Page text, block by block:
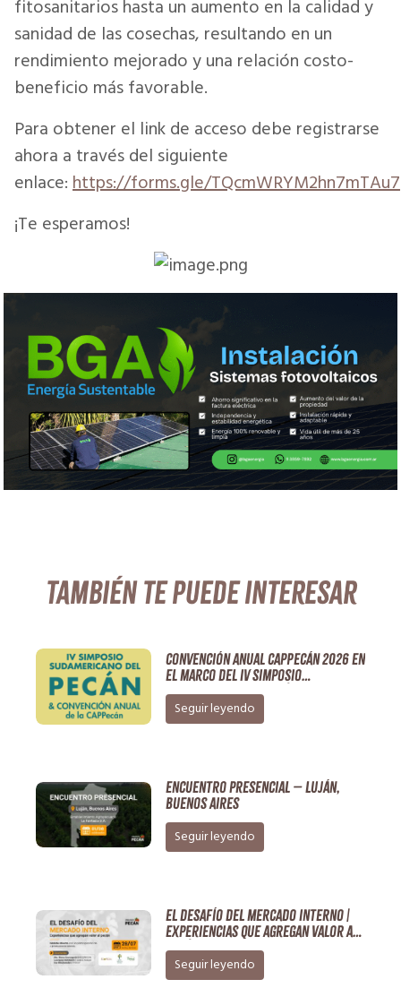
fitosanitarios hasta un aumento en la calidad y
sanidad de las cosechas, resultando en un
rendimiento mejorado y una relación costo-
beneficio más favorable.
Para obtener el link de acceso debe registrarse
ahora a través del siguiente
enlace: https://forms.gle/TQcmWRYM2hn7mTAu7
¡Te esperamos!
También te puede interesar
Convención Anual CAPPECÁN 2026 en
el marco del IV Simposio
Sudamericano de Pecán
Seguir leyendo
Encuentro Presencial – Luján,
Buenos Aires
Seguir leyendo
EL DESAFÍO DEL MERCADO INTERNO |
Experiencias que agregan valor al
pecán
Seguir leyendo